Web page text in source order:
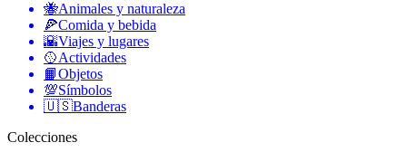
🐝Animales y naturaleza
🍕Comida y bebida
🌇Viajes y lugares
🥎Actividades
📙Objetos
💯Símbolos
🇺🇸Banderas
Colecciones